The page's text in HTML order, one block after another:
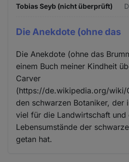
Tobias Seyb (nicht überprüft)
Die Anekdote (ohne das
Die Anekdote (ohne das
einem Buch meiner Kindheit
Carver
(https://de.wikipedia.org/wiki/
den schwarzen Botaniker, der
viel für die Landwirtschaft und
Lebensumstände der
getan hat.